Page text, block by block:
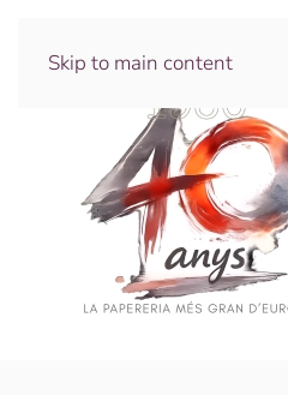
Skip to main content